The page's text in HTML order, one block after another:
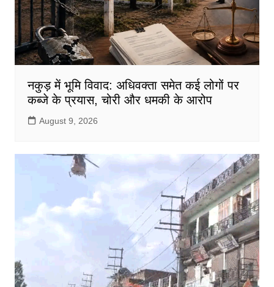
नकुड़ में भूमि विवाद: अधिवक्ता समेत कई लोगों पर
कब्जे के प्रयास, चोरी और धमकी के आरोप
August 9, 2026